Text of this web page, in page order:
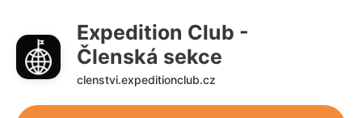
Expedition Club -
Členská sekce
clenstvi.expeditionclub.cz